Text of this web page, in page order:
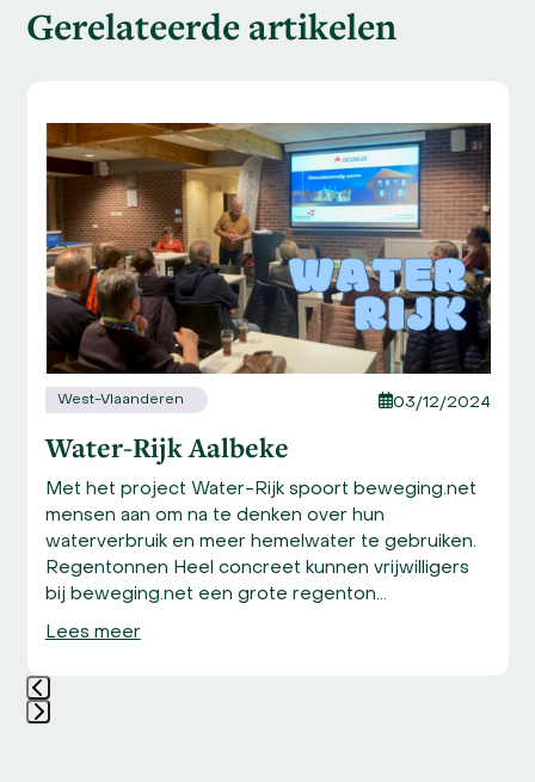
Gerelateerde artikelen
the
left
and
arrow
keys
access
the
carousel
buttons
West-Vlaanderen 03/12/2024
Water-Rijk Aalbeke
Met het project Water-Rijk spoort beweging.net
mensen aan om na te denken over hun
waterverbruik en meer hemelwater te gebruiken.
Regentonnen Heel concreet kunnen vrijwilligers
bij beweging.net een grote regenton…
Lees meer